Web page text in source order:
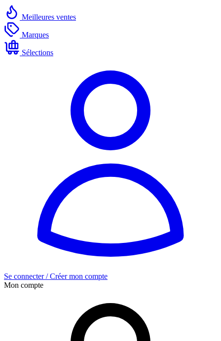
Meilleures ventes
Marques
Sélections
Se connecter / Créer mon compte
Mon compte